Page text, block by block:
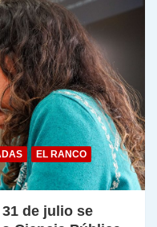
EL RANCO
de julio se